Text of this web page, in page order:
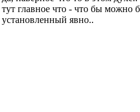
тут главное что - что бы можно
установленный явно..